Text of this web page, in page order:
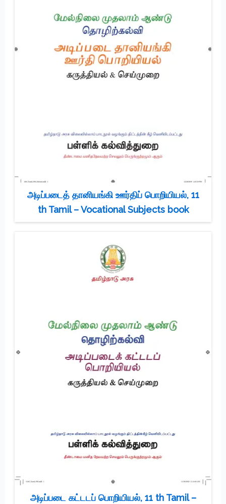
அடிப்படைத் தானியங்கி ஊர்திப் பொறியியல், 11
th Tamil – Vocational Subjects book
அடிப்படை கட்டடப் பொறியியல், 11 th Tamil –